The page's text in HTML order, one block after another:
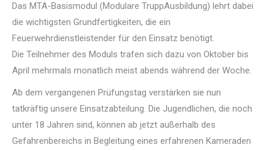
Das MTA-Basismodul (Modulare TruppAusbildung) lehrt dabei
die wichtigsten Grundfertigkeiten, die ein
Feuerwehrdienstleistender für den Einsatz benötigt.
Die Teilnehmer des Moduls trafen sich dazu von Oktober bis
April mehrmals monatlich meist abends während der Woche.
Ab dem vergangenen Prüfungstag verstärken sie nun
tatkräftig unsere Einsatzabteilung. Die Jugendlichen, die noch
unter 18 Jahren sind, können ab jetzt außerhalb des
Gefahrenbereichs in Begleitung eines erfahrenen Kameraden